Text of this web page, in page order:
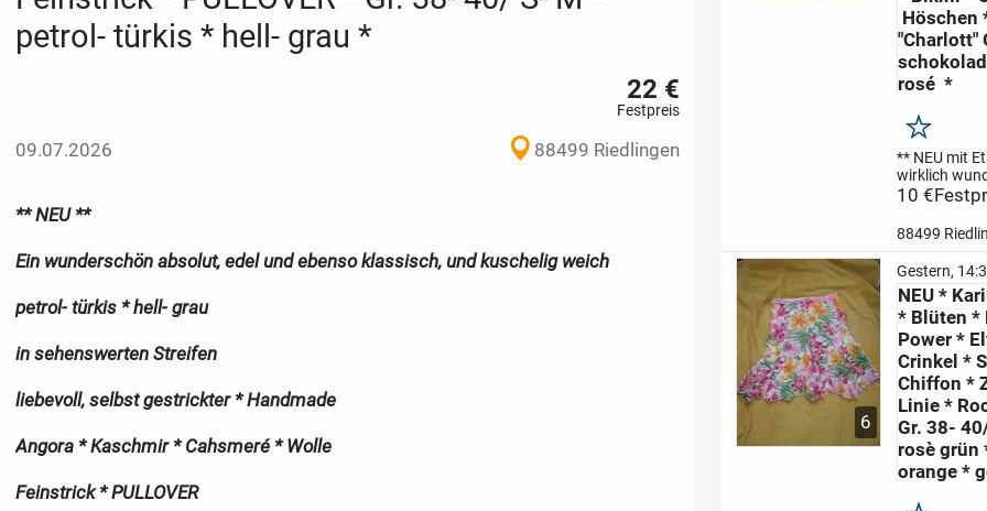
petrol- türkis * hell- grau *
22 €
Festpreis
09.07.2026 88499 Riedlingen
** NEU **
Ein wunderschön absolut, edel und ebenso klassisch, und kuschelig weich
petrol- türkis * hell- grau
in sehenswerten Streifen
liebevoll, selbst gestrickter * Handmade
Angora * Kaschmir * Cahsmeré * Wolle
Feinstrick * PULLOVER
Höschen
"Charlott"
rosé *
Merken
** NEU mit
wirklich
zart, wirklich
Form
rosa
Blumen *
Flower und
Punkte *
Polka-...
10 €
88499
6
Gestern,
NEU *
* Blüten *
Power *
Crinkel *
Chiffon *
Linie *
Gr. 38-
rosè grün
orange *